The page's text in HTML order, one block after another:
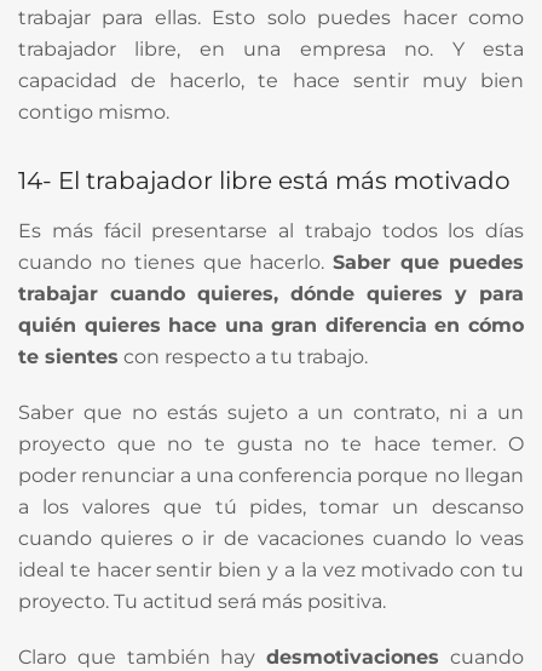
trabajar para ellas. Esto solo puedes hacer como
trabajador libre, en una empresa no. Y esta
capacidad de hacerlo, te hace sentir muy bien
contigo mismo.
14- El trabajador libre está más motivado
Es más fácil presentarse al trabajo todos los días
cuando no tienes que hacerlo.Saber que puedes
trabajar cuando quieres, dónde quieres y para
quién quieres hace una gran diferencia en cómo
te sientes con respecto a tu trabajo.
Saber que no estás sujeto a un contrato, ni a un
proyecto que no te gusta no te hace temer. O
poder renunciar a una conferencia porque no llegan
a los valores que tú pides, tomar un descanso
cuando quieres o ir de vacaciones cuando lo veas
ideal te hacer sentir bien y a la vez motivado con tu
proyecto. Tu actitud será más positiva.
Claro que también haydesmotivaciones cuando